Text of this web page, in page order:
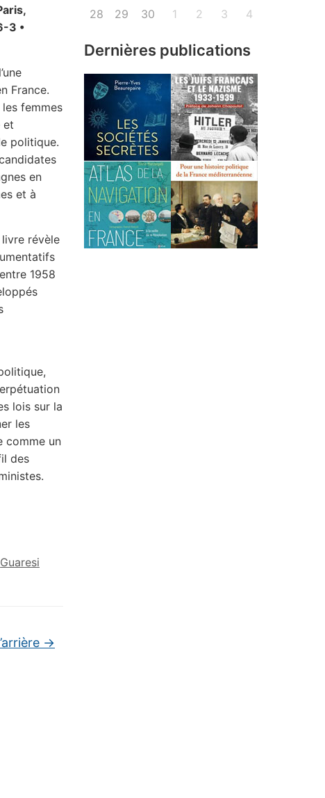
3 •
France.
femmes
et
politique.
en
et à
révèle
1958
lois sur la
les
comme un
des
Guaresi
→
28
29 30 1 2 3 4
Dernières publications